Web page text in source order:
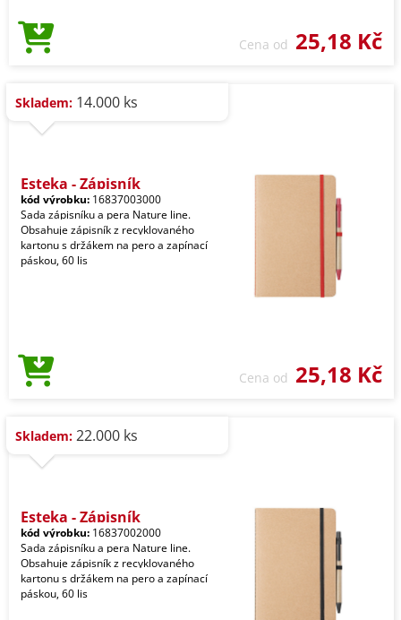
Cena od 25,18 Kč
Skladem: 14.000 ks
Esteka - Zápisník
kód výrobku: 16837003000
Sada zápisníku a pera Nature line.
Obsahuje zápisník z recyklovaného
kartonu s držákem na pero a zapínací
páskou, 60 lis
Cena od 25,18 Kč
Skladem: 22.000 ks
Esteka - Zápisník
kód výrobku: 16837002000
Sada zápisníku a pera Nature line.
Obsahuje zápisník z recyklovaného
kartonu s držákem na pero a zapínací
páskou, 60 lis